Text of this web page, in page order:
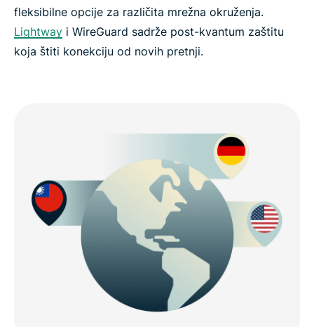
fleksibilne opcije za različita mrežna okruženja.
Lightway i WireGuard sadrže post-kvantum zaštitu
koja štiti konekciju od novih pretnji.